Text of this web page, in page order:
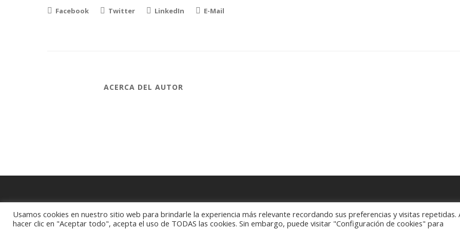
Facebook Twitter LinkedIn E-Mail
ACERCA DEL AUTOR
Usamos cookies en nuestro sitio web para brindarle la experiencia más relevante recordando sus preferencias y visitas repetidas.
hacer clic en "Aceptar todo", acepta el uso de TODAS las cookies. Sin embargo, puede visitar "Configuración de cookies" para